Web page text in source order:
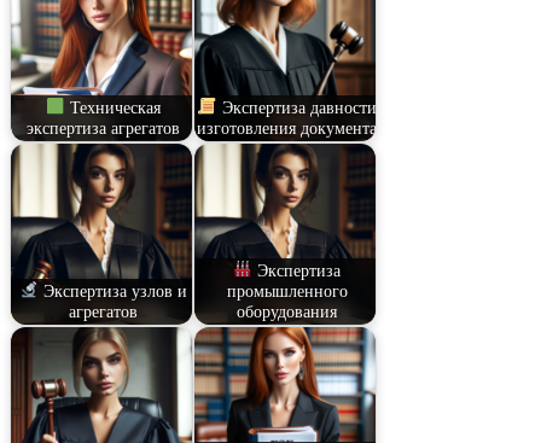
Техническая
экспертиза агрегатов
Экспертиза давности
изготовления документа
Экспертиза узлов и
агрегатов
Экспертиза
промышленного
оборудования